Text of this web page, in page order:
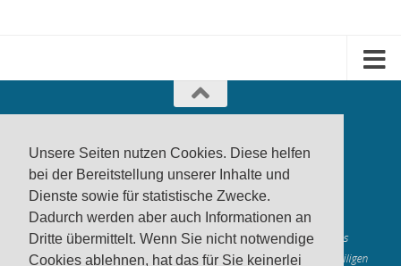
Unsere Seiten nutzen Cookies. Diese helfen
bei der Bereitstellung unserer Inhalte und
Dienste sowie für statistische Zwecke.
Dadurch werden aber auch Informationen an
Dritte übermittelt. Wenn Sie nicht notwendige
Cookies ablehnen, hat das für Sie keinerlei
produktwarnung.eu - 2007-2026
Made in Gerstetten |Medienzentrum Gerstetten
Alle genannten Marken, Warenzeichen und Logos innerhalb dieses
Medienangebotes sind durch die Marken- und Urheberechte der jeweiligen